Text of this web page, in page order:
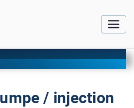
/ injection